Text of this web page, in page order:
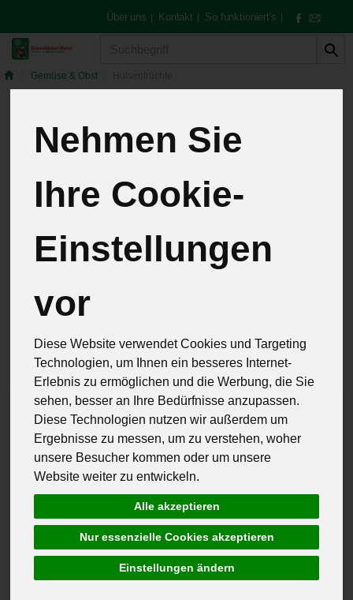
Nehmen Sie
Ihre Cookie-
Einstellungen
vor
Diese Website verwendet Cookies und Targeting
Technologien, um Ihnen ein besseres Internet-
Erlebnis zu ermöglichen und die Werbung, die Sie
sehen, besser an Ihre Bedürfnisse anzupassen.
Diese Technologien nutzen wir außerdem um
Ergebnisse zu messen, um zu verstehen, woher
unsere Besucher kommen oder um unsere
Website weiter zu entwickeln.
Alle akzeptieren
Nur essenzielle Cookies akzeptieren
Einstellungen ändern
Über uns | Kontakt | So funktioniert's |
Gemüse & Obst
Hülsenfrüchte
12